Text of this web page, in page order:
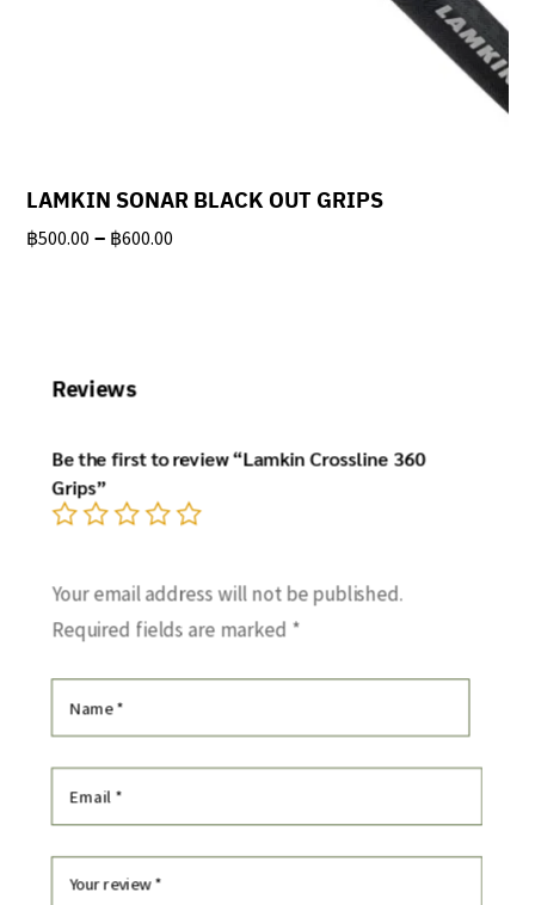
LAMKIN SONAR BLACK OUT GRIPS
฿500.00 – ฿600.00
Reviews
Be the first to review “Lamkin Crossline 360
Grips”
Your email address will not be published.
Required fields are marked *